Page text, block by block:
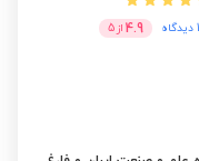
4.9 از 5